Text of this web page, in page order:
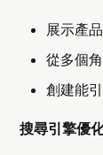
展示產
從多個
創建能
搜尋引擎優